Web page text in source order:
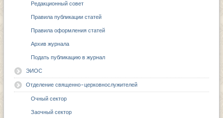
Редакционный совет
Правила публикации статей
Правила оформления статей
Архив журнала
Подать публикацию в журнал
ЭИОС
Отделение священно-церковнослужителей
Очный сектор
Заочный сектор